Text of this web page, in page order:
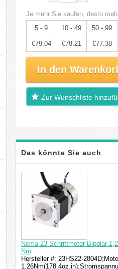
Je mehr Sie kaufen, desto
5 - 9
10 - 49 50 - 99
€79.04 €78.21 €77.38
In den
Zur Wunschliste
Das könnte Sie auch
interessieren
Nema 23 Schrittmotor Bipolar
Nm
Hersteller #: 23HS22-